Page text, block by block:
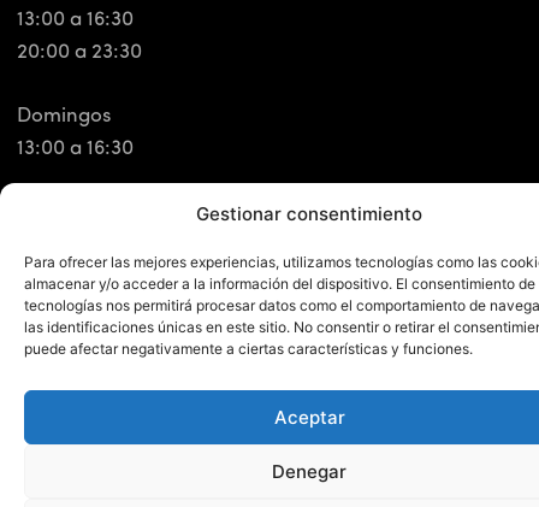
Gestionar consentimiento
Para ofrecer las mejores experiencias, utilizamos tecnologías como las
almacenar y/o acceder a la información del dispositivo. El consentimiento de
tecnologías nos permitirá procesar datos como el comportamiento de
las identificaciones únicas en este sitio. No consentir o retirar el
puede afectar negativamente a ciertas características y funciones.
Aceptar
Denegar
13:00 a 16:30
20:00 a 23:30
Domingos
13:00 a 16:30
Síguenos en redes.
Conecta con nosotros y forma parte de nuestra
comunidad.